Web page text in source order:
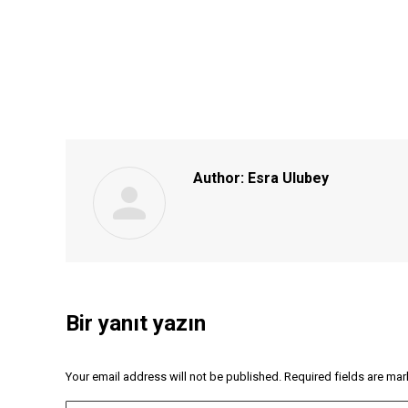
Author: Esra Ulubey
Bir yanıt yazın
Your email address will not be published. Required fields are